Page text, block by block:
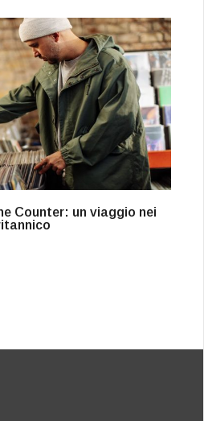
Counter: un viaggio nei